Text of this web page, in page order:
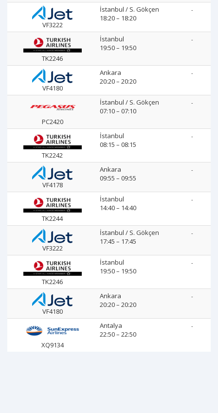
VF3222
İstanbul / S. Gökçen
18:20 – 18:20
-
TK2246
İstanbul
19:50 – 19:50
-
VF4180
Ankara
20:20 – 20:20
-
PC2420
İstanbul / S. Gökçen
07:10 – 07:10
-
TK2242
İstanbul
08:15 – 08:15
-
VF4178
Ankara
09:55 – 09:55
-
TK2244
İstanbul
14:40 – 14:40
-
VF3222
İstanbul / S. Gökçen
17:45 – 17:45
-
TK2246
İstanbul
19:50 – 19:50
-
VF4180
Ankara
20:20 – 20:20
-
XQ9134
Antalya
22:50 – 22:50
-